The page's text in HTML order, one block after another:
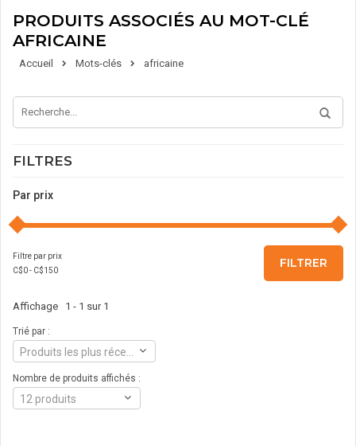
PRODUITS ASSOCIÉS AU MOT-CLÉ
AFRICAINE
Accueil Mots-clés africaine
FILTRES
Par prix
Filtre par prix
C$0- C$150
FILTRER
Affichage 1 - 1 sur 1
Trié par :
Nombre de produits affichés :
12 produits